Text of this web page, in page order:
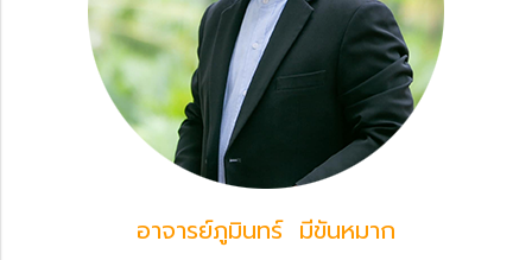
อาจารย์ภูมินทร์ มีขันหมาก